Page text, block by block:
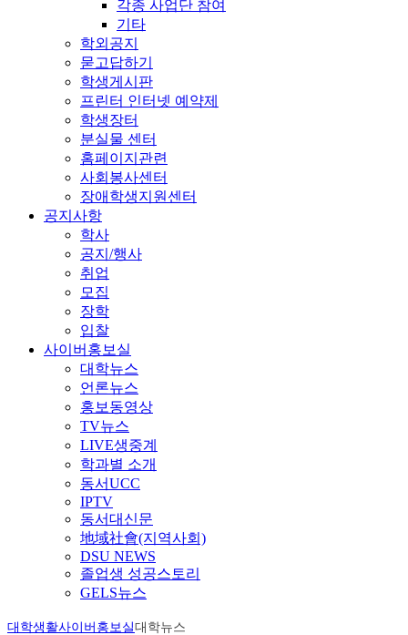
각종 사업단 참여
기타
학외공지
묻고답하기
학생게시판
프린터 인터넷 예약제
학생장터
분실물 센터
홈페이지관련
사회봉사센터
장애학생지원센터
공지사항
학사
공지/행사
취업
모집
장학
입찰
사이버홍보실
대학뉴스
언론뉴스
홍보동영상
TV뉴스
LIVE생중계
학과별 소개
동서UCC
IPTV
동서대신문
地域社會(지역사회)
DSU NEWS
졸업생 성공스토리
GELS뉴스
대학생활사이버홍보실대학뉴스